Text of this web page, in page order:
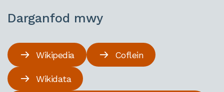
Darganfod mwy
Wikipedia Coflein
Wikidata